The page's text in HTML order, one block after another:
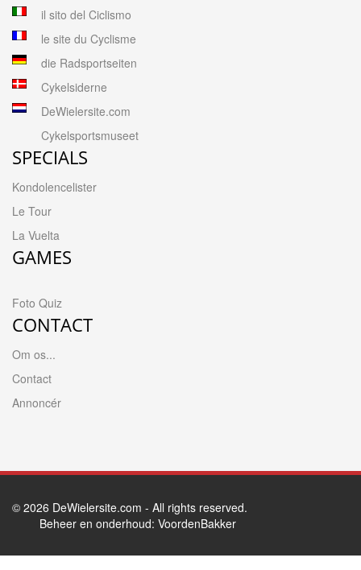
il sito del Ciclismo
le site du Cyclisme
die Radsportseiten
Cykelsiderne
DeWielersite.com
Cykelsportsmuseet
SPECIALS
Kondolencelister
Le Tour
La Vuelta
GAMES
Foto Quiz
CONTACT
Om os...
Contact
Annoncér
© 2026 DeWielersite.com - All rights reserved.
Beheer en onderhoud: VoordenBakker